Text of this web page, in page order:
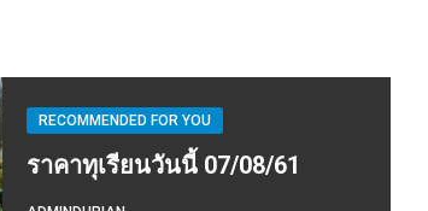
RECOMMENDED FOR YOU
ราคาทุเรียนวันนี้ 07/08/61